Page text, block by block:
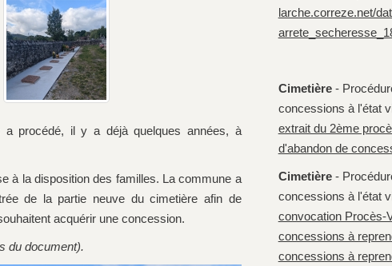
a procédé, il y a déjà quelques années, à
à la disposition des familles. La commune a
de la partie neuve du cimetière afin de
acquérir une concession.
du document).
larche.correze.net/
Cimetière-
concessions à l'état
extrait du 2ème
d'abandon de
Cimetière-
concessions à l'état
convocation Procès-
concessions à
concessions à